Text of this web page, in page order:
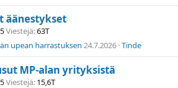
äänestykset
Viestejä 63T
upean harrastuksen 24.7.2026 Tinde
MP-alan yrityksistä
Viestejä 15,6T